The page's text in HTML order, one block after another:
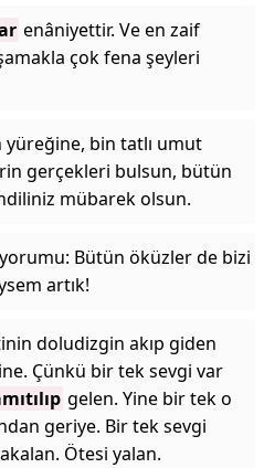
enâniyettir. Ve en zaif
çok fena şeyleri
bin tatlı umut
gerçekleri bulsun, bütün
mübarek olsun.
Bütün öküzler de bizi
artık!
doludizgin akıp giden
Çünkü bir tek sevgi var
gelen. Yine bir tek o
geriye. Bir tek sevgi
Ötesi yalan.